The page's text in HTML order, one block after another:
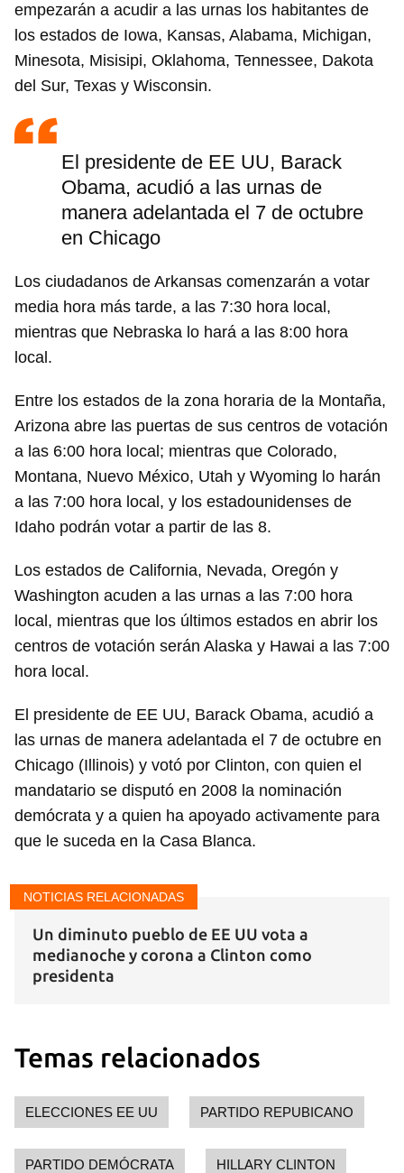
empezarán a acudir a las urnas los habitantes de
los estados de Iowa, Kansas, Alabama, Michigan,
Minesota, Misisipi, Oklahoma, Tennessee, Dakota
del Sur, Texas y Wisconsin.
El presidente de EE UU, Barack
Obama, acudió a las urnas de
manera adelantada el 7 de octubre
en Chicago
Los ciudadanos de Arkansas comenzarán a votar
media hora más tarde, a las 7:30 hora local,
mientras que Nebraska lo hará a las 8:00 hora
local.
Entre los estados de la zona horaria de la Montaña,
Arizona abre las puertas de sus centros de votación
a las 6:00 hora local; mientras que Colorado,
Montana, Nuevo México, Utah y Wyoming lo harán
a las 7:00 hora local, y los estadounidenses de
Idaho podrán votar a partir de las 8.
Los estados de California, Nevada, Oregón y
Washington acuden a las urnas a las 7:00 hora
local, mientras que los últimos estados en abrir los
centros de votación serán Alaska y Hawai a las 7:00
hora local.
El presidente de EE UU, Barack Obama, acudió a
las urnas de manera adelantada el 7 de octubre en
Chicago (Illinois) y votó por Clinton, con quien el
mandatario se disputó en 2008 la nominación
demócrata y a quien ha apoyado activamente para
que le suceda en la Casa Blanca.
NOTICIAS RELACIONADAS
Un diminuto pueblo de EE UU vota a
medianoche y corona a Clinton como
presidenta
Temas relacionados
ELECCIONES EE UU PARTIDO REPUBICANO
PARTIDO DEMÓCRATA HILLARY CLINTON